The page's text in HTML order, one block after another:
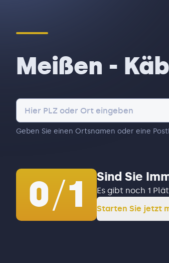
Meißen -
Geben Sie einen Ortsnamen oder eine
0/1 Sind Sie
Es gibt noch 1
Starten Sie jetzt